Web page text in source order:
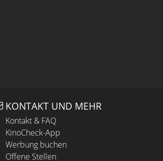
KONTAKT UND MEHR
Kontakt & FAQ
KinoCheck-App
Werbung buchen
Offene Stellen